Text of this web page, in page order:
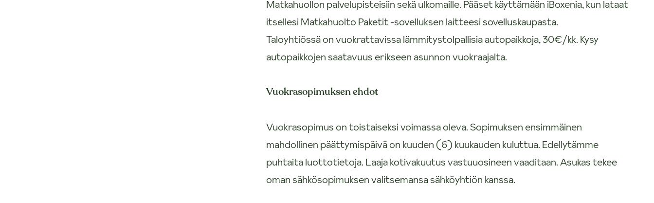
Matkahuollon palvelupisteisiin sekä ulkomaille. Pääset käyttämään iBoxenia, kun lataat
itsellesi Matkahuolto Paketit -sovelluksen laitteesi sovelluskaupasta.
Taloyhtiössä on vuokrattavissa lämmitystolpallisia autopaikkoja, 30€/kk. Kysy
autopaikkojen saatavuus erikseen asunnon vuokraajalta.
Vuokrasopimuksen ehdot
Vuokrasopimus on toistaiseksi voimassa oleva. Sopimuksen ensimmäinen
mahdollinen päättymispäivä on kuuden (6) kuukauden kuluttua. Edellytämme
puhtaita luottotietoja. Laaja kotivakuutus vastuuosineen vaaditaan. Asukas tekee
oman sähkösopimuksen valitsemansa sähköyhtiön kanssa.